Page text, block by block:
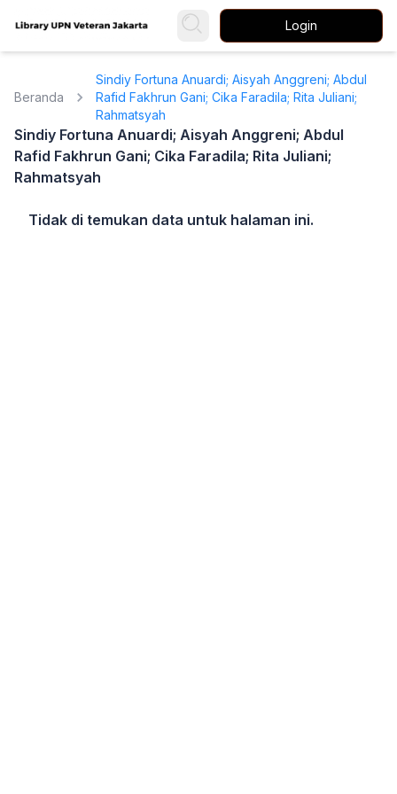
Login
Beranda
Sindiy Fortuna Anuardi; Aisyah Anggreni; Abdul
Rafid Fakhrun Gani; Cika Faradila; Rita Juliani;
Rahmatsyah
Sindiy Fortuna Anuardi; Aisyah Anggreni; Abdul
Rafid Fakhrun Gani; Cika Faradila; Rita Juliani;
Rahmatsyah
Tidak di temukan data untuk halaman ini.